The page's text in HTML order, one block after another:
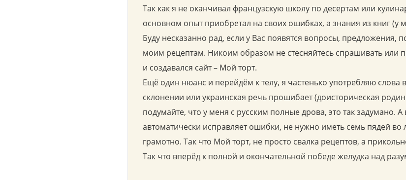
Так как я не оканчивал французскую школу по десертам или
основном опыт приобретал на своих ошибках, а знания из книг (у
Буду несказанно рад, если у Вас появятся вопросы, предложения,
моим рецептам. Никоим образом не стесняйтесь спрашивать или
и создавался сайт – Мой торт.
Ещё один нюанс и перейдём к телу, я частенько употребляю
склонении или украинская речь прошибает (доисторическая
подумайте, что у меня с русским полные дрова, это так задумано.
автоматически исправляет ошибки, не нужно иметь семь пядей во
грамотно. Так что Мой торт, не просто свалка рецептов, а
Так что вперёд к полной и окончательной победе желудка над